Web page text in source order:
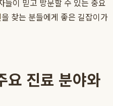
들이 믿고 방문할 수 있는 중요
을 찾는 분들에게 좋은 길잡이가
요 진료 분야와